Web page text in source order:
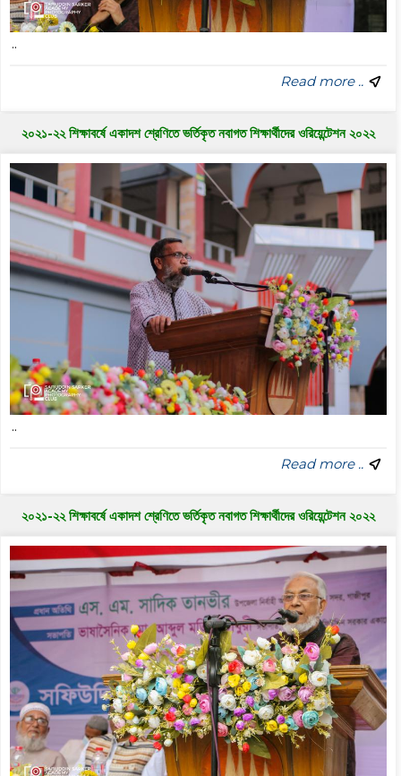
..
Read more ..
২০২১-২২ শিক্ষাবর্ষে একাদশ শ্রেণিতে ভর্তিকৃত নবাগত শিক্ষার্থীদের ওরিয়েন্টেশন ২০২২
..
Read more ..
২০২১-২২ শিক্ষাবর্ষে একাদশ শ্রেণিতে ভর্তিকৃত নবাগত শিক্ষার্থীদের ওরিয়েন্টেশন ২০২২